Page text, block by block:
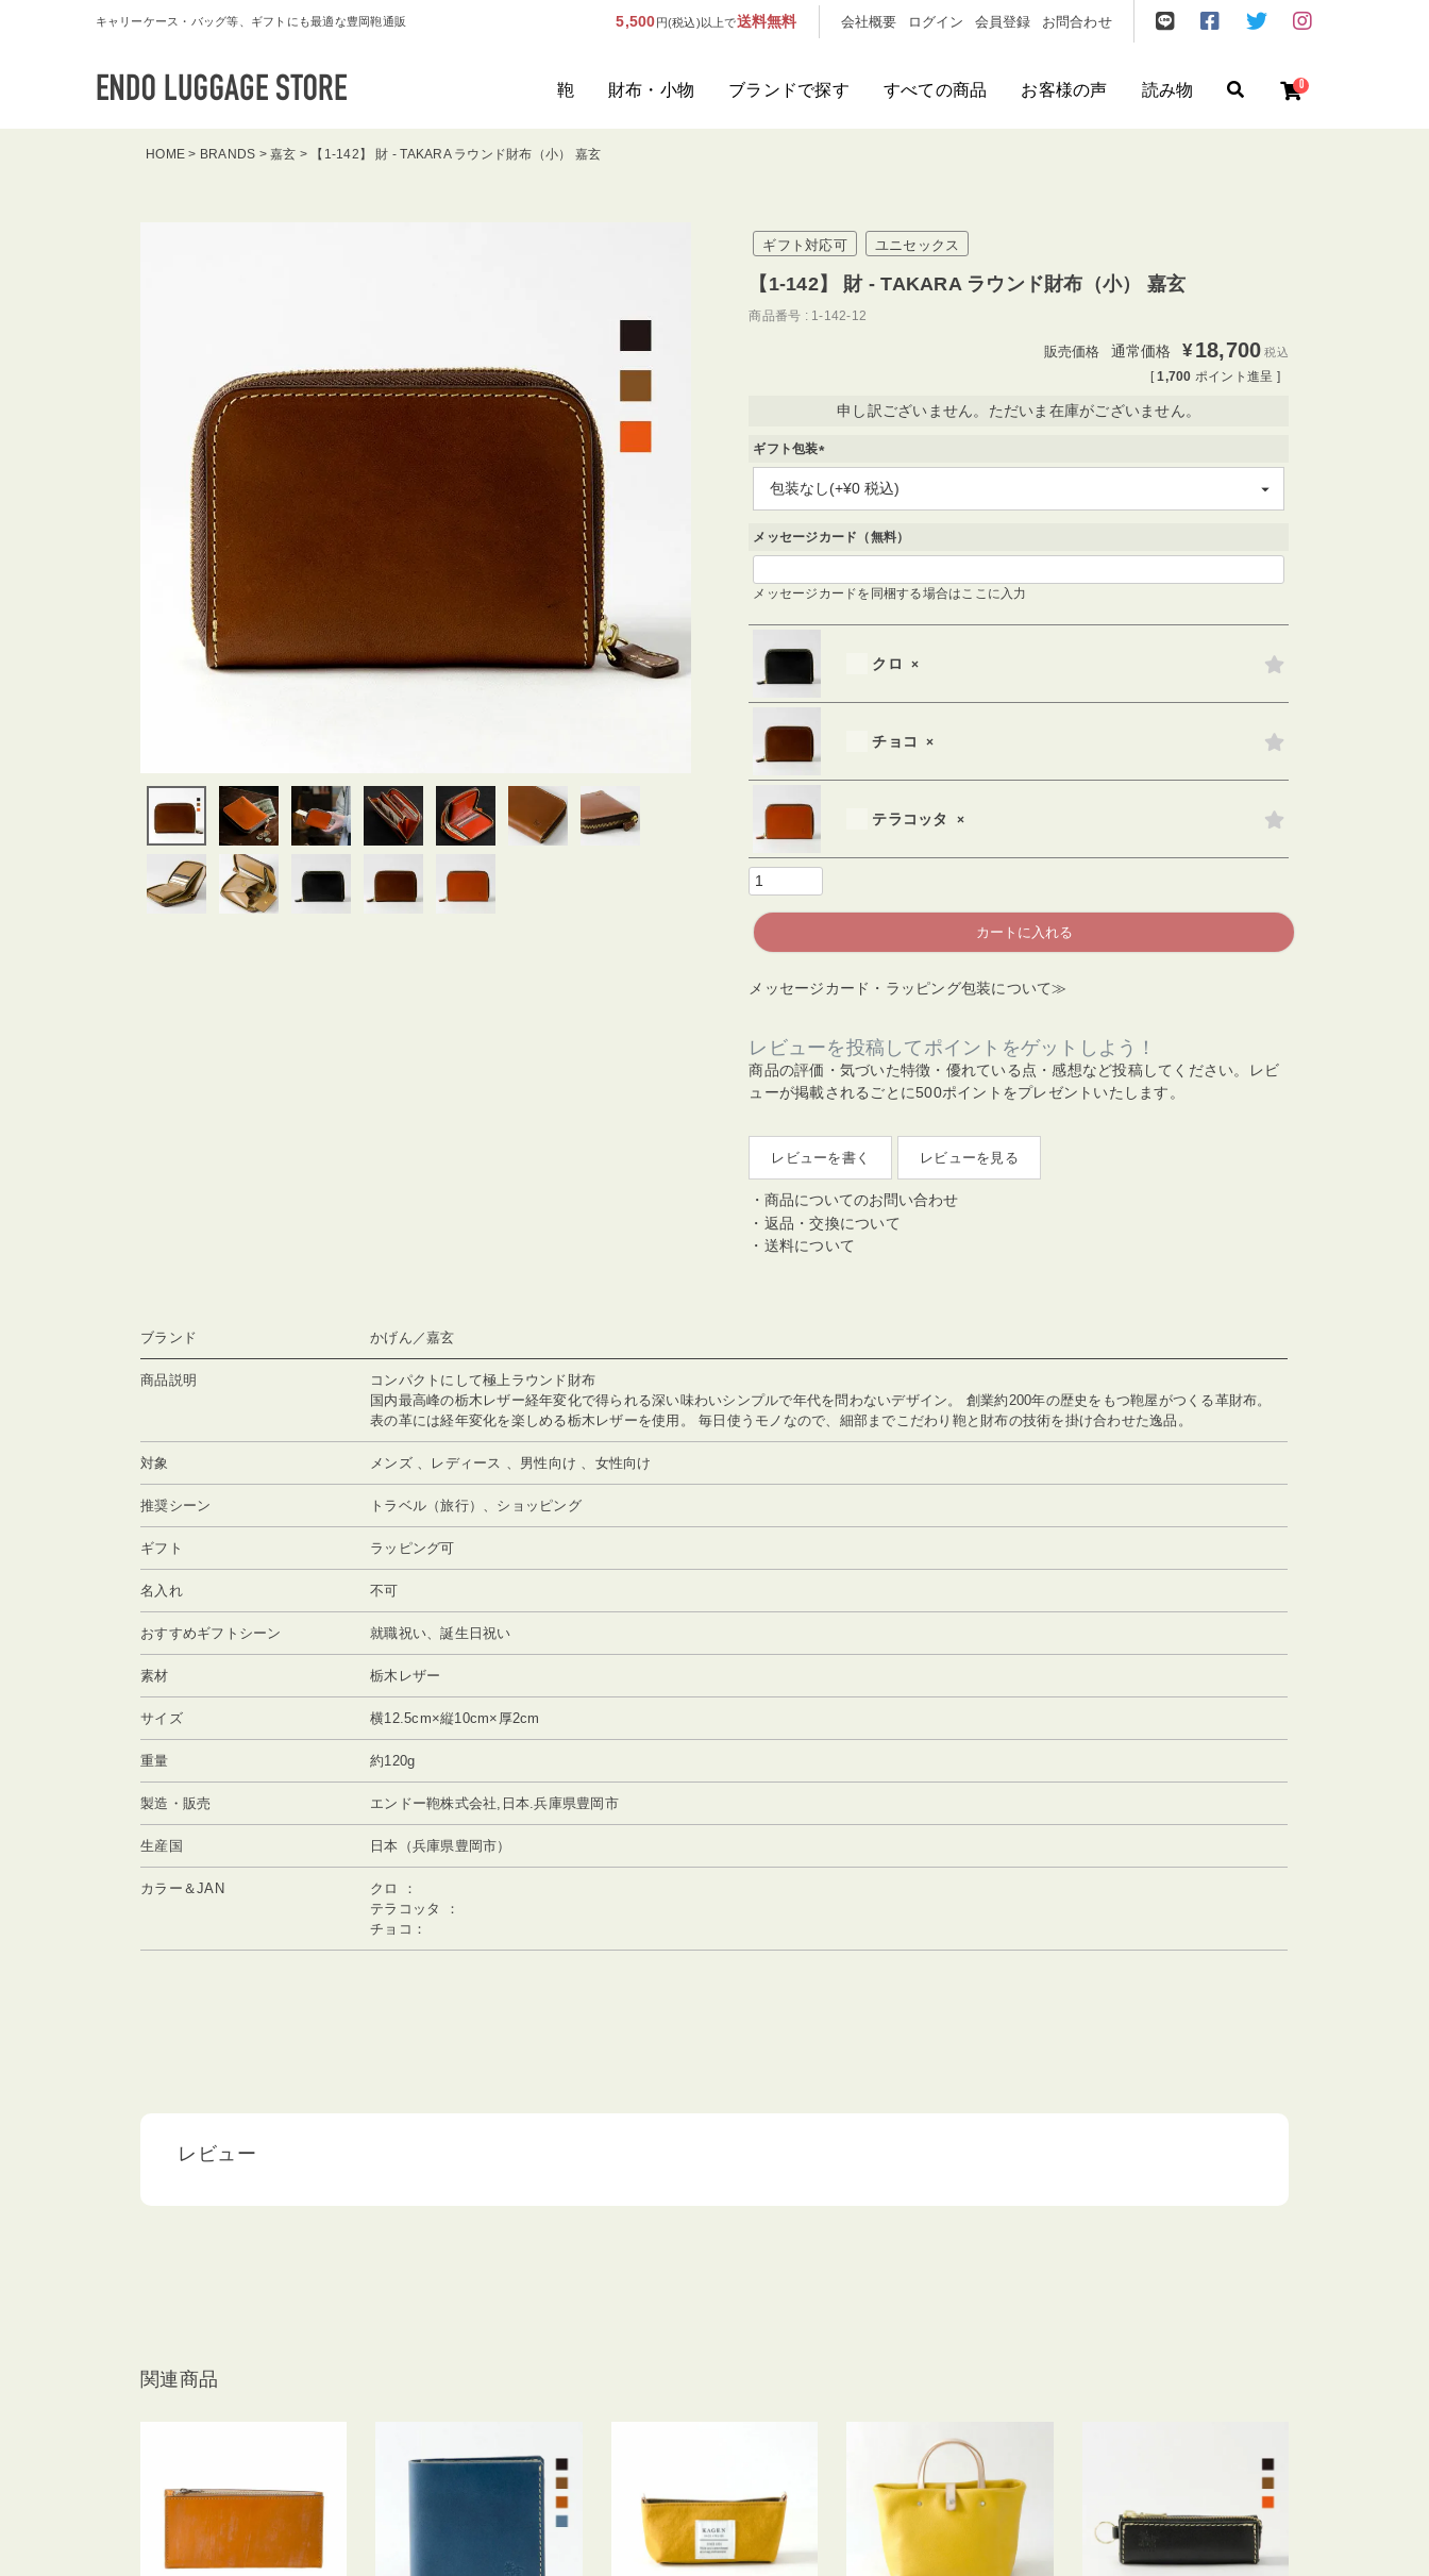
キャリーケース・バッグ等、ギフトにも最適な豊岡鞄通販 5,500円(税込)以上で送料無料 会社概要 ログイン 会員登録 お問合わせ
鞄 財布・小物 ブランドで探す すべての商品 お客様の声 読み物
ブランドから探す
0
HOME BRANDS 嘉玄 【1-142】 財 - TAKARA ラウンド財布（小） 嘉玄
ギフト対応可 ユニセックス
【1-142】 財 - TAKARA ラウンド財布（小） 嘉玄
商品番号 1-142-12
通常価格 ¥ 18,700 税込
[ 1,700 ポイント進呈 ]
申し訳ございません。ただいま在庫がございません。
ギフト包装
(
必
須
メッセージカード（無料）
メッセージカードを同梱する場合はここに入力
クロ ×
チョコ ×
テラコッタ ×
カートに入れる
メッセージカード・ラッピング包装について≫
レビューを投稿してポイントをゲットしよう！
商品の評価・気づいた特徴・優れている点・感想など投稿してください。レビ
ューが掲載されるごとに500ポイントをプレゼントいたします。
レビューを書く レビューを見る
商品についてのお問い合わせ
返品・交換について
送料について
ブランド かげん／嘉玄
商品説明
コンパクトにして極上ラウンド財布
国内最高峰の栃木レザー経年変化で得られる深い味わいシンプルで年代を問わないデザイン。 創業約200年の歴史をもつ鞄屋がつくる革財布。
表の革には経年変化を楽しめる栃木レザーを使用。 毎日使うモノなので、細部までこだわり鞄と財布の技術を掛け合わせた逸品。
対象 メンズ 、レディース 、男性向け 、女性向け
推奨シーン トラベル（旅行）、ショッピング
ギフト ラッピング可
名入れ 不可
おすすめギフトシーン 就職祝い、誕生日祝い
素材 栃木レザー
サイズ 横12.5cm×縦10cm×厚2cm
重量 約120g
製造・販売 エンドー鞄株式会社,日本.兵庫県豊岡市
生産国 日本（兵庫県豊岡市）
カラー＆JAN
クロ ：
テラコッタ ：
チョコ：
レビュー
関連商品